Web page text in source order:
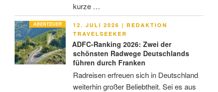
kurze …
ABENTEUER
VERÖFFENTLICHT
AM
12. JULI 2026 | REDAKTION
TRAVELSEEKER
ADFC-Ranking 2026: Zwei der
schönsten Radwege Deutschlands
führen durch Franken
Radreisen erfreuen sich in Deutschland
weiterhin großer Beliebtheit. Sei es aus